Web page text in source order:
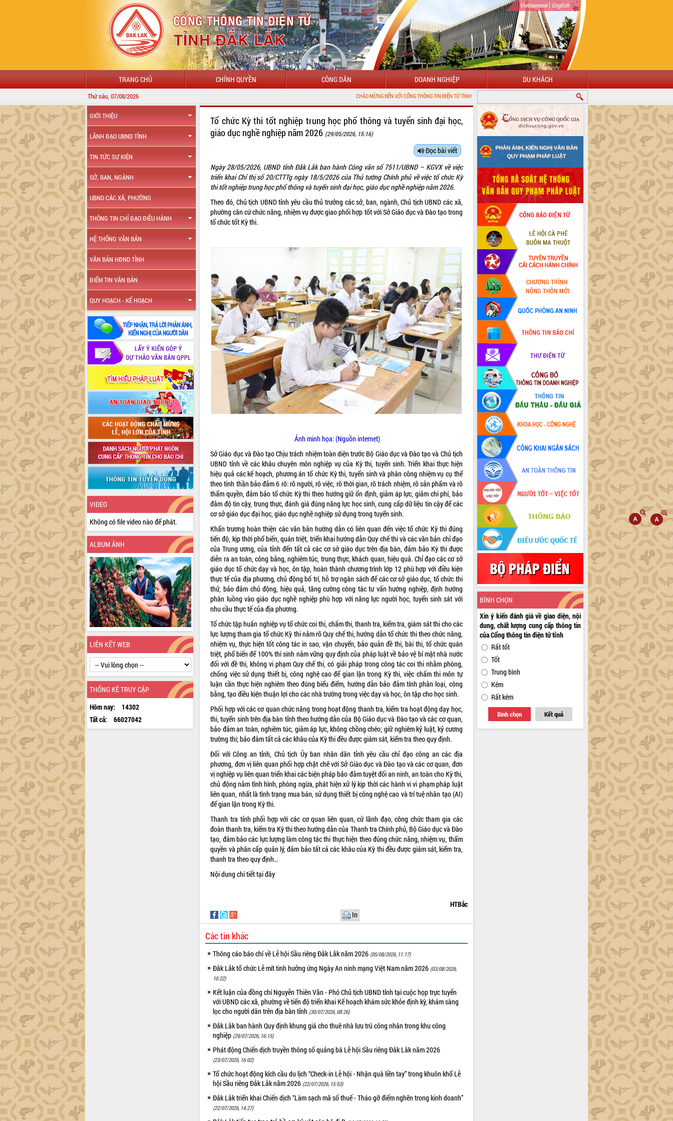
Vietnamese| English
TRANG CHỦ CHÍNH QUYỀN CÔNG DÂN DOANH NGHIỆP DU KHÁCH
Thứ sáu, 07/08/2026 CHÀO MỪNG ĐẾN VỚI CỔNG THÔNG TIN ĐIỆN TỬ TỈNH ĐẮK LẮK
GIỚI THIỆU
LÃNH ĐẠO UBND TỈNH
TIN TỨC SỰ KIỆN
SỞ, BAN, NGÀNH
UBND CÁC XÃ, PHƯỜNG
THÔNG TIN CHỈ ĐẠO ĐIỀU HÀNH
HỆ THỐNG VĂN BẢN
VĂN BẢN HĐND TỈNH
ĐIỂM TIN VĂN BẢN
QUY HOẠCH - KẾ HOẠCH
VIDEO
Không có file video nào để phát.
ALBUM ẢNH
LIÊN KẾT WEB
THỐNG KÊ TRUY CẬP
Hôm nay:
14302
Tất cả:
66027042
Tổ chức Kỳ thi tốt nghiệp trung học phổ thông và tuyển sinh đại học,
giáo dục nghề nghiệp năm 2026 (29/05/2026, 15:16)
Đọc bài viết
Ngày 28/05/2026, UBND tỉnh Đắk Lắk ban hành Công văn số 7511/UBND – KGVX về việc
triển khai Chỉ thị số 20/CTTTg ngày 18/5/2026 của Thủ tướng Chính phủ về việc tổ chức Kỳ
thi tốt nghiệp trung học phổ thông và tuyển sinh đại học, giáo dục nghề nghiệp năm 2026.
Theo đó, Chủ tịch UBND tỉnh yêu cầu thủ trưởng các sở, ban, ngành, Chủ tịch UBND các xã,
phường căn cứ chức năng, nhiệm vụ được giao phối hợp tốt với Sở Giáo dục và Đào tạo trong
tổ chức tốt Kỳ thi.
Ảnh minh họa: (Nguồn internet)
Sở Giáo dục và Đào tạo Chịu trách nhiệm toàn diện trước Bộ Giáo dục và Đào tạo và Chủ tịch
UBND tỉnh về các khâu chuyên môn nghiệp vụ của Kỳ thi, tuyển sinh. Triển khai thực hiện
hiệu quả các kế hoạch, phương án tổ chức Kỳ thi, tuyển sinh và phân công nhiệm vụ cụ thể
theo tinh thần bảo đảm 6 rõ: rõ người, rõ việc, rõ thời gian, rõ trách nhiệm, rõ sản phẩm và rõ
thẩm quyền, đảm bảo tổ chức Kỳ thi theo hướng giữ ổn định, giảm áp lực, giảm chi phí, bảo
đảm độ tin cậy, trung thực, đánh giá đúng năng lực học sinh, cung cấp dữ liệu tin cậy để các
cơ sở giáo dục đại học, giáo dục nghề nghiệp sử dụng trong tuyển sinh.
Khẩn trương hoàn thiện các văn bản hướng dẫn có liên quan đến việc tổ chức Kỳ thi đúng
tiến độ, kịp thời phổ biến, quán triệt, triển khai hướng dẫn Quy chế thi và các văn bản chỉ đạo
của Trung ương, của tỉnh đến tất cả các cơ sở giáo dục trên địa bàn, đảm bảo Kỳ thi được
diễn ra an toàn, công bằng, nghiêm túc, trung thực, khách quan, hiệu quả. Chỉ đạo các cơ sở
giáo dục tổ chức dạy và học, ôn tập, hoàn thành chương trình lớp 12 phù hợp với điều kiện
thực tế của địa phương, chủ động bố trí, hỗ trợ ngân sách để các cơ sở giáo dục, tổ chức thi
thử, bảo đảm chủ động, hiệu quả, tăng cường công tác tư vấn hướng nghiệp, định hướng
phân luồng vào giáo dục nghề nghiệp phù hợp với năng lực người học, tuyển sinh sát với
nhu cầu thực tế của địa phương.
Tổ chức tập huấn nghiệp vụ tổ chức coi thi, chấm thi, thanh tra, kiểm tra, giám sát thi cho các
lực lượng tham gia tổ chức Kỳ thi nắm rõ Quy chế thi, hướng dẫn tổ chức thi theo chức năng,
nhiệm vụ, thực hiện tốt công tác in sao, vận chuyển, bảo quản đề thi, bài thi, tổ chức quán
triệt, phổ biến để 100% thí sinh nắm vững quy định của pháp luật về bảo vệ bí mật nhà nước
đối với đề thi, không vi phạm Quy chế thi, có giải pháp trong công tác coi thi nhằm phòng,
chống việc sử dụng thiết bị, công nghệ cao để gian lận trong Kỳ thi, việc chấm thi môn tự
luận cần thực hiện nghiêm theo đúng biểu điểm, hướng dẫn bảo đảm tính phân loại, công
bằng, tạo điều kiện thuận lợi cho các nhà trường trong việc dạy và học, ôn tập cho học sinh.
Phối hợp với các cơ quan chức năng trong hoạt động thanh tra, kiểm tra hoạt động dạy học,
thi, tuyển sinh trên địa bàn tỉnh theo hướng dẫn của Bộ Giáo dục và Đào tạo và các cơ quan,
bảo đảm an toàn, nghiêm túc, giảm áp lực, không chồng chéo; giữ nghiêm kỷ luật, kỷ cương
trường thi; bảo đảm tất cả các khâu của Kỳ thi đều được giám sát, kiểm tra theo quy định.
Đối với Công an tỉnh, Chủ tịch Ủy ban nhân dân tỉnh yêu cầu chỉ đạo công an các địa
phương, đơn vị liên quan phối hợp chặt chẽ với Sở Giáo dục và Đào tạo và các cơ quan, đơn
vị nghiệp vụ liên quan triển khai các biện pháp bảo đảm tuyệt đối an ninh, an toàn cho Kỳ thi,
chủ động nắm tình hình, phòng ngừa, phát hiện xử lý kịp thời các hành vi vi phạm pháp luật
liên quan, nhất là tình trạng mua bán, sử dụng thiết bị công nghệ cao và trí tuệ nhân tạo (AI)
để gian lận trong Kỳ thi.
Thanh tra tỉnh phối hợp với các cơ quan liên quan, cử lãnh đạo, công chức tham gia các
đoàn thanh tra, kiểm tra Kỳ thi theo hướng dẫn của Thanh tra Chính phủ, Bộ Giáo dục và Đào
tạo, đảm bảo các lực lượng làm công tác thi thực hiện theo đúng chức năng, nhiệm vụ, thẩm
quyền và phân cấp quản lý, đảm bảo tất cả các khâu của Kỳ thi đều được giám sát, kiểm tra,
thanh tra theo quy định…
Nội dung chi tiếttại đây
HTBắc
In
Các tin khác
Thông cáo báo chí về Lễ hội Sầu riêng Đắk Lắk năm 2026 (05/08/2026, 11:17)
Đắk Lắk tổ chức Lễ mít tinh hưởng ứng Ngày An ninh mạng Việt Nam năm 2026 (03/08/2026,
10:22)
Kết luận của đồng chí Nguyễn Thiên Văn - Phó Chủ tịch UBND tỉnh tại cuộc họp trực tuyến
với UBND các xã, phường về tiến độ triển khai Kế hoạch khám sức khỏe định kỳ, khám sàng
lọc cho người dân trên địa bàn tỉnh (30/07/2026, 08:26)
Đắk Lắk ban hành Quy định khung giá cho thuê nhà lưu trú công nhân trong khu công
nghiệp (29/07/2026, 16:15)
Phát động Chiến dịch truyền thông số quảng bá Lễ hội Sầu riêng Đắk Lắk năm 2026
(23/07/2026, 16:02)
Tổ chức hoạt động kích cầu du lịch “Check-in Lễ hội - Nhận quà liền tay” trong khuôn khổ Lễ
hội Sầu riêng Đắk Lắk năm 2026 (22/07/2026, 15:53)
Đắk Lắk triển khai Chiến dịch “Làm sạch mã số thuế - Tháo gỡ điểm nghẽn trong kinh doanh”
(22/07/2026, 14:27)
BÌNH CHỌN
Xin ý kiến đánh giá về giao diện, nội
dung, chất lượng cung cấp thông tin
của Cổng thông tin điện tử tỉnh
Rất tốt
Tốt
Trung bình
Kém
Rất kém
Bình chọn Kết quả